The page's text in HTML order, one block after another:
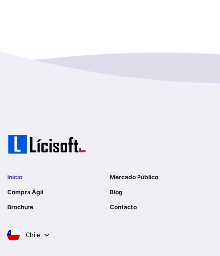
GOBERNACION PROVINCIAL DE TALCA
I MUNICIPALIDAD DE GORBEA
I MUNICIPALIDAD DE NINHUE
Region Del Biobio
Tarapaca
Inicio Mercado Público
Compra Ágil Blog
Brochure Contacto
Chile